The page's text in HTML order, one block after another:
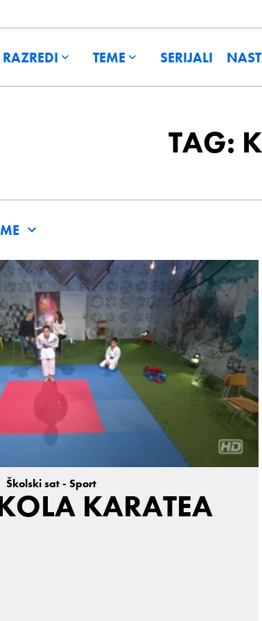
RAZREDI TEME SERIJALI
TAG:
Školski sat - Sport
KARATEA